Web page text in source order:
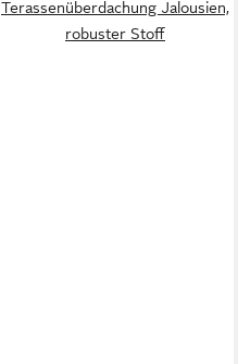
Terassenüberdachung Jalousien,
robuster Stoff